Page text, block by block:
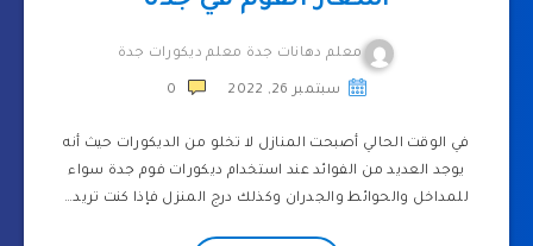
معلم دهانات جدة معلم ديكورات جدة
سبتمبر 26, 2022 0
في الوقت الحالي أصبحت المنازل لا تخلو من الديكورات حيث أنه
يوجد العديد من الفوائد عند استخدام ديكورات فوم جدة سواء
للمداخل والحوائط والجدران وكذلك درج المنزل فإذا كنت تريد…